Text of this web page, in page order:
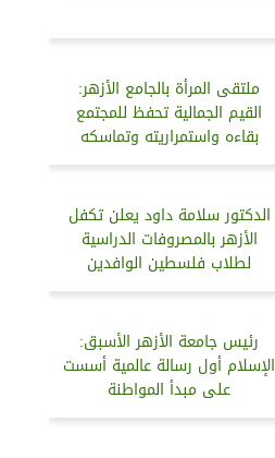
ملتقى المرأة بالجامع الأزهر:
القيم الجمالية تحفظ للمجتمع
بقاءه واستمراريته وتماسكه
الدكتور سلامة داود يعلن تكفل
الأزهر بالمصروفات الدراسية
لطلاب فلسطين الوافدين
رئيس جامعة الأزهر الأسبق:
الإسلام أول رسالة عالمية أسست
على مبدأ المواطنة